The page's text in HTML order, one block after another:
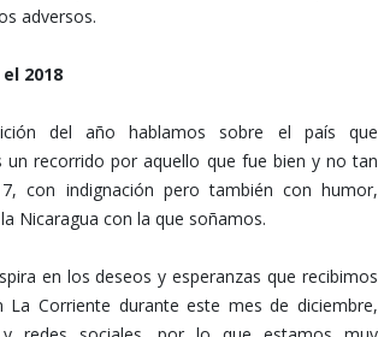
adversos.
2018
del año hablamos sobre el país que
un recorrido por aquello que fue bien y no tan
con indignación pero también con humor,
Nicaragua con la que soñamos.
en los deseos y esperanzas que recibimos
La Corriente durante este mes de diciembre,